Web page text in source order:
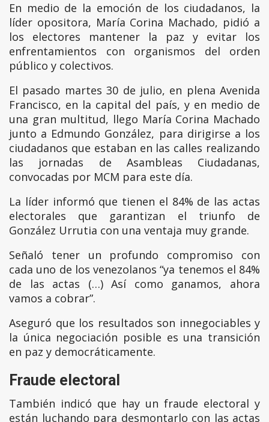
En medio de la emoción de los ciudadanos, la
líder opositora, María Corina Machado, pidió a
los electores mantener la paz y evitar los
enfrentamientos con organismos del orden
público y colectivos.
El pasado martes 30 de julio, en plena Avenida
Francisco, en la capital del país, y en medio de
una gran multitud, llego María Corina Machado
junto a Edmundo González, para dirigirse a los
ciudadanos que estaban en las calles realizando
las jornadas de Asambleas Ciudadanas,
convocadas por MCM para este día.
La líder informó que tienen el 84% de las actas
electorales que garantizan el triunfo de
González Urrutia con una ventaja muy grande.
Señaló tener un profundo compromiso con
cada uno de los venezolanos “ya tenemos el 84%
de las actas (…) Así como ganamos, ahora
vamos a cobrar”.
Aseguró que los resultados son innegociables y
la única negociación posible es una transición
en paz y democráticamente.
Fraude electoral
También indicó que hay un fraude electoral y
están luchando para desmontarlo con las actas